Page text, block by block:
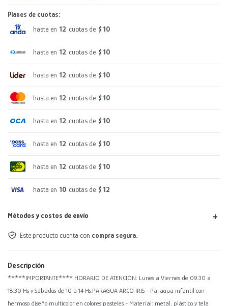
Planes de cuotas:
hasta en 12 cuotas de $ 10
hasta en 12 cuotas de $ 10
hasta en 12 cuotas de $ 10
hasta en 12 cuotas de $ 10
hasta en 12 cuotas de $ 10
hasta en 12 cuotas de $ 10
hasta en 12 cuotas de $ 10
hasta en 10 cuotas de $ 12
Métodos y costos de envío
Este producto cuenta con compra segura.
Descripción
*****IMPORTANTE**** HORARIO DE ATENCIÓN: Lunes a Viernes de 09.30 a
18.30 Hs y Sábados de 10 a 14 Hs.PARAGUA ARCO IRIS - Paragua infantil con
hermoso diseño multicolor en colores pasteles - Material: metal, plástico y tela